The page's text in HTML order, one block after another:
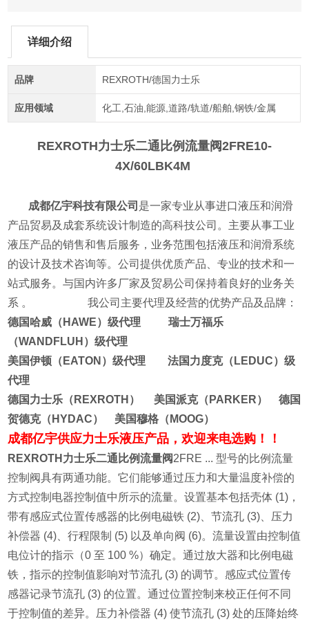
详细介绍
品牌 REXROTH/德国力士乐
应用领域 化工,石油,能源,道路/轨道/船舶,钢铁/金属
REXROTH力士乐二通比例流量阀2FRE10-
4X/60LBK4M
成都亿宇科技有限公司 是一家专业从事进口液压和润滑
产品贸易及成套系统设计制造的高科技公司。主要从事工业
液压产品的销售和售后服务，业务范围包括液压和润滑系统
的设计及技术咨询等。公司提供优质产品、专业的技术和一
站式服务。与国内许多厂家及贸易公司保持着良好的业务关
系 。 我公司主要代理及经营的优势产品及品牌：
德国哈威（HAWE）级代理 瑞士万福乐
（WANDFLUH）级代理
美国伊顿（EATON）级代理 法国力度克（LEDUC）级
代理
德国力士乐（REXROTH） 美国派克（PARKER） 德国
贺德克（HYDAC） 美国穆格（MOOG）
成都亿宇供应力士乐液压产品，欢迎来电选购！！
REXROTH力士乐二通比例流量阀2FRE ... 型号的比例流量
控制阀具有两通功能。它们能够通过压力和大量温度补偿的
方式控制电器控制值中所示的流量。设置基本包括壳体 (1)，
带有感应式位置传感器的比例电磁铁 (2)、节流孔 (3)、压力
补偿器 (4)、行程限制 (5) 以及单向阀 (6)。流量设置由控制值
电位计的指示（0 至 100 %）确定。通过放大器和比例电磁
铁，指示的控制值影响对节流孔 (3) 的调节。感应式位置传
感器记录节流孔 (3) 的位置。通过位置控制来校正任何不同
于控制值的差异。 压力补偿器 (4) 使节流孔 (3) 处的压降始终